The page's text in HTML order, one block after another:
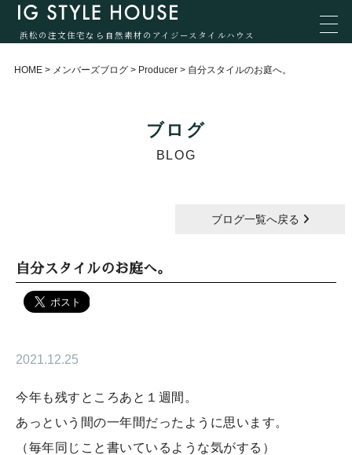
浜松の注文住宅なら自然素材のアイジースタイルハウス
HOME > メンバーズブログ > Producer > 自分スタイルのお庭へ。
ブログ
BLOG
ブログ一覧へ戻る
自分スタイルのお庭へ。
2021.12.25
今年も残すところあと１週間。
あっという間の一年間だったように思います。
（毎年同じこと書いているような気がする）